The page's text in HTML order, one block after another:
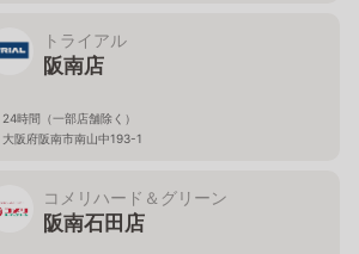
トライアル
阪南店
24時間（一部店舗除く）
大阪府阪南市南山中193-1
コメリハード＆グリーン
阪南石田店